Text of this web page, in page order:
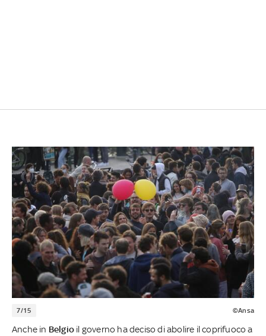
7/15 ©Ansa
Anche in Belgio il governo ha deciso di abolire il coprifuoco a